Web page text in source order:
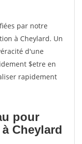
par notre
à Cheylard. Un
d'une
$etre en
rapidement
pour
Cheylard